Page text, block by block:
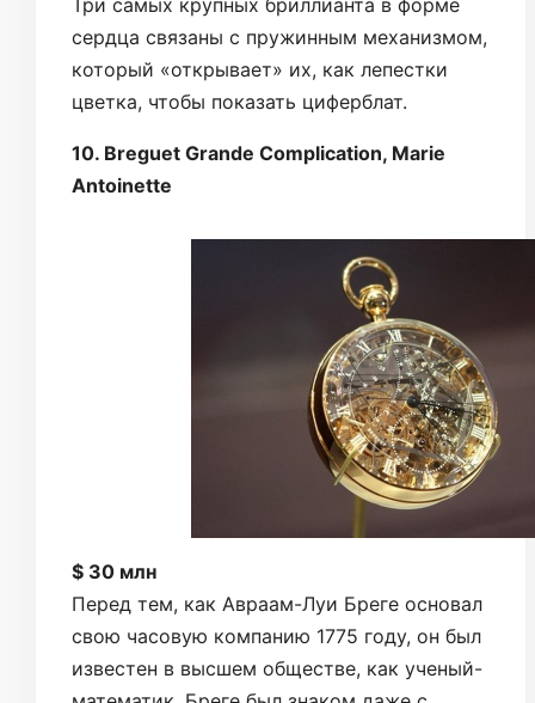
сердца связаны с пружинным механизмом,
который «открывает» их, как лепестки
цветка, чтобы показать циферблат.
10. Breguet Grande Complication, Marie
Antoinette
$ 30 млн
Перед тем, как Авраам-Луи Бреге основал
свою часовую компанию 1775 году, он был
известен в высшем обществе, как ученый-